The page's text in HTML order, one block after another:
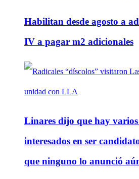
Habilitan desde agosto a
IV a pagar m2 adicionales
Linares dijo que hay
interesados en ser
que ninguno lo anunció